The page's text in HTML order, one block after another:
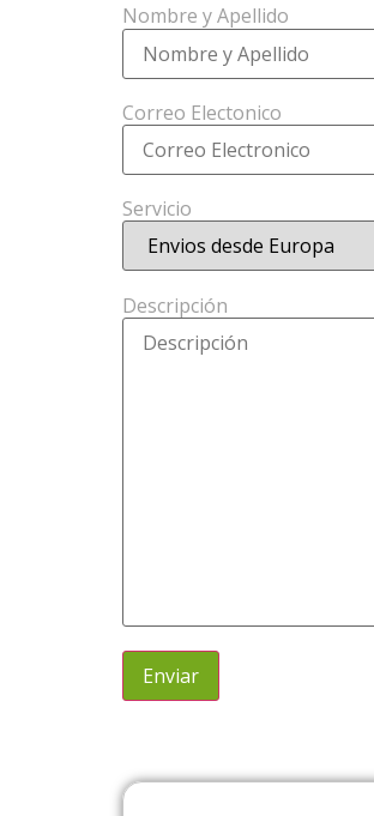
Nombre y Apellido
Correo Electonico
Servicio
Descripción